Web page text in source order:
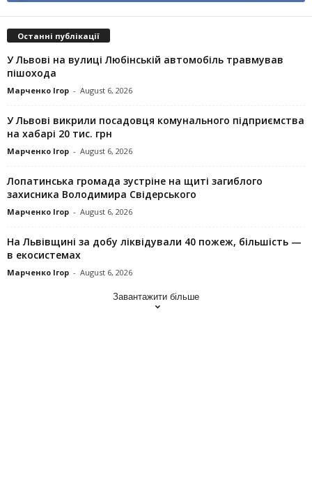
Останні публікації
У Львові на вулиці Любінській автомобіль травмував
пішохода
Марченко Ігор - August 6, 2026
У Львові викрили посадовця комунального підприємства
на хабарі 20 тис. грн
Марченко Ігор - August 6, 2026
Лопатинська громада зустріне на щиті загиблого
захисника Володимира Свідерського
Марченко Ігор - August 6, 2026
На Львівщині за добу ліквідували 40 пожеж, більшість —
в екосистемах
Марченко Ігор - August 6, 2026
Завантажити більше